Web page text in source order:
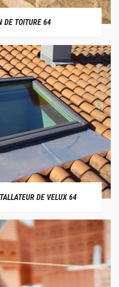
DE TOITURE 64
DE VELUX 64